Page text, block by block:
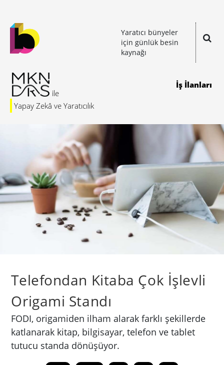
Yaratıcı bünyeler
için günlük besin
kaynağı
Yapay Zekâ ve Yaratıcılık
İş İlanları
Telefondan Kitaba Çok İşlevli
Origami Standı
FODI, origamiden ilham alarak farklı şekillerde
katlanarak kitap, bilgisayar, telefon ve tablet
tutucu standa dönüşüyor.